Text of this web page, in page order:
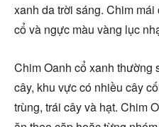
xanh da trời sáng. Chim
cổ và ngực màu vàng lục
Chim Oanh cổ xanh thường
cây, khu vực có nhiều cây
trùng, trái cây và hạt. Chim